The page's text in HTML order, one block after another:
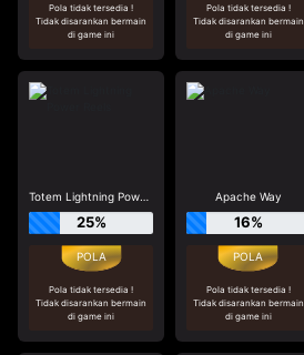
Pola tidak tersedia !
Tidak disarankan bermain
di game ini
Pola tidak tersedia !
Tidak disarankan bermain
di game ini
Totem Lightning Power Reels
25%
Pola tidak tersedia !
Tidak disarankan bermain
di game ini
Apache Way
16%
Pola tidak tersedia !
Tidak disarankan bermain
di game ini